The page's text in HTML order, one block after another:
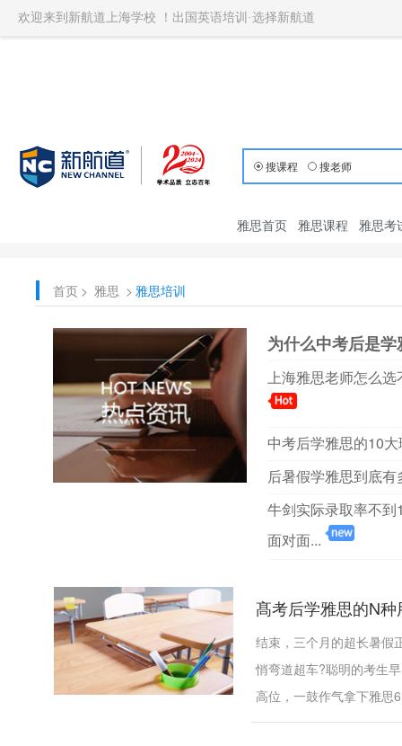
欢迎来到新航道上海学校 ！出国英语培训·选择新航道
搜课程 搜老师
雅思首页 雅思课程 雅思考
首页 > 雅思 > 雅思培训
为什么中考后是
上海雅思老师怎么
中考后学雅思的10
后暑假学雅思到底
牛剑实际录取率不
面对面...
髙考后学雅思的N
结束，三个月的超长暑假
悄弯道超车?聪明的考生
高位，一鼓作气拿下雅思